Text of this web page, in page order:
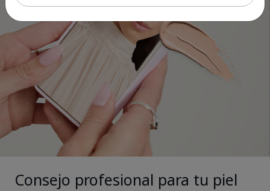
Consejo profesional para tu piel